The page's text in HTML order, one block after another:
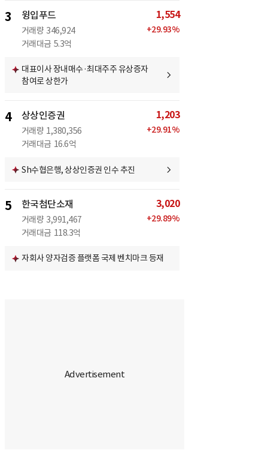
3 윙입푸드
거래량 346,924
거래대금 5.3억
1,554
+29.93%
대표이사 장내매수·최대주주 유상증자
참여로 상한가
4 상상인증권
거래량 1,380,356
거래대금 16.6억
1,203
+29.91%
Sh수협은행, 상상인증권 인수 추진
5 한국첨단소재
거래량 3,991,467
거래대금 118.3억
3,020
+29.89%
자회사 양자검증 플랫폼 국제 벤치마크 등재